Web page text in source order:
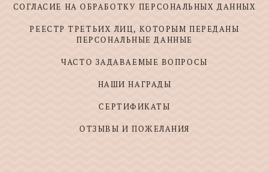
СОГЛАСИЕ НА ОБРАБОТКУ ПЕРСОНАЛЬНЫХ ДАННЫХ
РЕЕСТР ТРЕТЬИХ ЛИЦ, КОТОРЫМ ПЕРЕДАНЫ
ПЕРСОНАЛЬНЫЕ ДАННЫЕ
ЧАСТО ЗАДАВАЕМЫЕ ВОПРОСЫ
НАШИ НАГРАДЫ
СЕРТИФИКАТЫ
ОТЗЫВЫ И ПОЖЕЛАНИЯ